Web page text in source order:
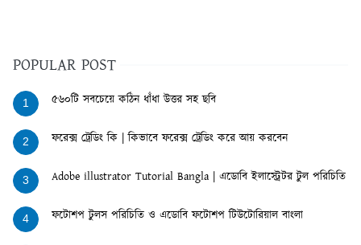
POPULAR POST
1 ৫৬০টি সবচেয়ে কঠিন ধাঁধা উত্তর সহ ছবি
2 ফরেক্স ট্রেডিং কি | কিভাবে ফরেক্স ট্রেডিং করে আয় করবেন
3 Adobe illustrator Tutorial Bangla | এডোবি ইলাস্ট্রেটর টুল পরিচিতি
4 ফটোশপ টুলস পরিচিতি ও এডোবি ফটোশপ টিউটোরিয়াল বাংলা